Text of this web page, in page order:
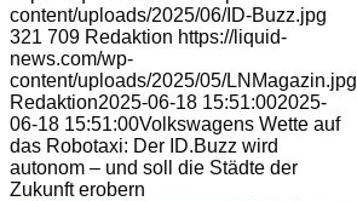
content/uploads/2025/06/ID-Buzz.jpg
321 709 Redaktion https://liquid-
news.com/wp-
content/uploads/2025/05/LNMagazin.jpg
Redaktion2025-06-18 15:51:002025-
06-18 15:51:00Volkswagens Wette auf
das Robotaxi: Der ID.Buzz wird
autonom – und soll die Städte der
Zukunft erobern